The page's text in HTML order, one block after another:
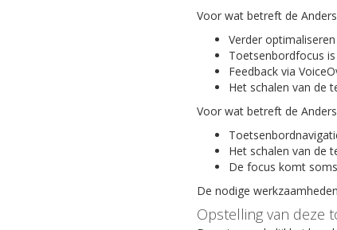
Voor wat betreft de
Verder
Toetsenbordfocus
Feedback via
Het schalen van de
Voor wat betreft de
Het schalen van de
De focus komt
De nodige
Opstelling van deze